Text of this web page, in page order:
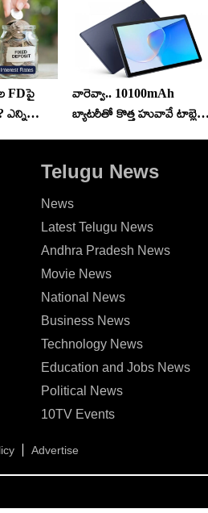
FDపై
ఎన్ని
వారెవ్వా.. 10100mAh
బ్యాటరీతో కొత్త హువావే టాబ్లెట్
Telugu News
News
Latest Telugu News
Andhra Pradesh News
Movie News
National News
Business News
Technology News
Education and Jobs News
Political News
10TV Events
Advertise